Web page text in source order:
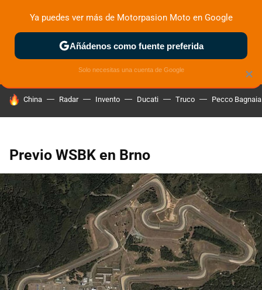
ZONA DE PRUEBAS DEPORTIVAS MOTOS ELÉCTRICAS
HOY SE HABLA DE
China Radar Invento Ducati Truco Pecco Bagnaia
Previo WSBK en Brno
×
Ya puedes ver más de Motorpasion Moto en Google
Añádenos como fuente preferida
Solo necesitas una cuenta de Google